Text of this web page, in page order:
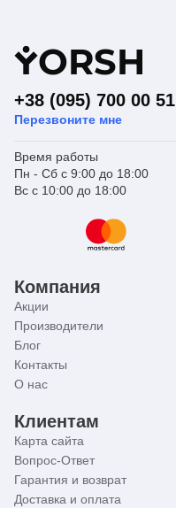
YORSH
+38 (095) 700 00 51
Перезвоните мне
Время работы
Пн - Сб с 9:00 до 18:00
Вс с 10:00 до 18:00
Компания
Акции
Производители
Блог
Контакты
О нас
Клиентам
Карта сайта
Вопрос-Ответ
Гарантия и возврат
Доставка и оплата